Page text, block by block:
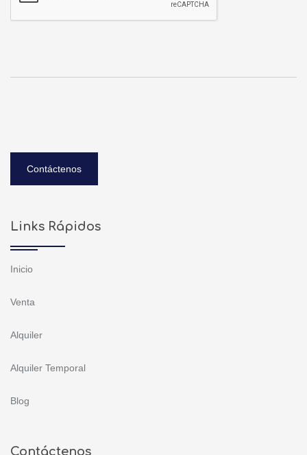
Contáctenos
Links Rápidos
Inicio
Venta
Alquiler
Alquiler Temporal
Blog
Contáctenos